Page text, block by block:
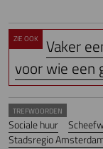
ZIE OOK
Vaker
voor wie een
TREFWOORDEN
Sociale huur
Stadsregio